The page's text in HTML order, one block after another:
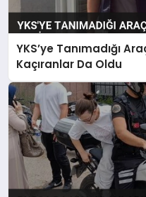
SAĞLIK
SPOR
TEKNOLOJI
YAŞAM
YKS’ye Tanımadığı
Kaçıranlar Da Oldu